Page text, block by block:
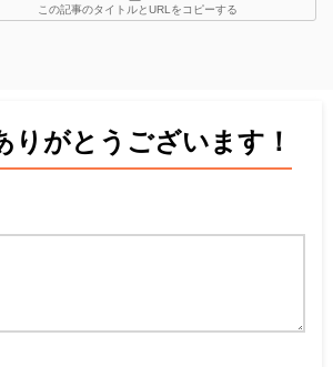
この記事のタイトルとURLをコピーする
りがとうございます！